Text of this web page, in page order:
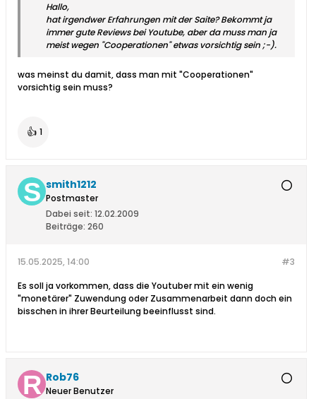
Hallo,
hat irgendwer Erfahrungen mit der Saite? Bekommt ja
immer gute Reviews bei Youtube, aber da muss man ja
meist wegen "Cooperationen" etwas vorsichtig sein ;-).
was meinst du damit, dass man mit "Cooperationen"
vorsichtig sein muss?
👍 1
smith1212
Postmaster
Dabei seit: 12.02.2009
Beiträge: 260
#3
15.05.2025, 14:00
Es soll ja vorkommen, dass die Youtuber mit ein wenig
"monetärer" Zuwendung oder Zusammenarbeit dann doch ein
bisschen in ihrer Beurteilung beeinflusst sind.
Rob76
Neuer Benutzer